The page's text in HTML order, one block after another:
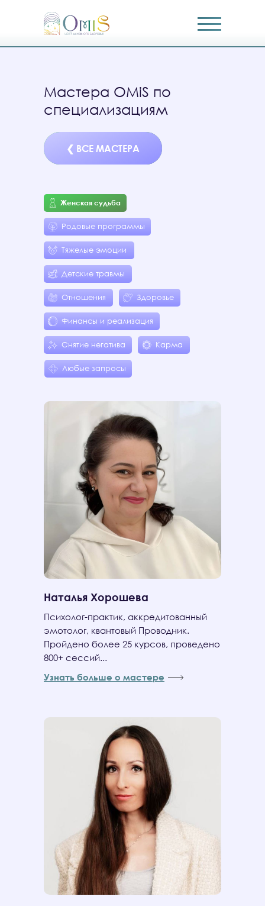
Мастера OMiS по
специализациям
❮ ВСЕ МАСТЕРА
❮ ВСЕ МАСТЕРА
Родовые программы
Женская судьба
Тяжелые эмоции
Детские травмы
Отношения Здоровье
Финансы и реализация
Снятие негатива Карма
Любые запросы
Наталья Хорошева
Психолог-практик, аккредитованный
эмотолог, квантовый Проводник.
Пройдено более 25 курсов, проведено
800+ сессий...
Узнать больше о мастере